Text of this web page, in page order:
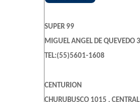
SUPER 99
MIGUEL ANGEL DE QUEVEDO
TEL:(55)5601-1608
CENTURION
CHURUBUSCO 1015 ,